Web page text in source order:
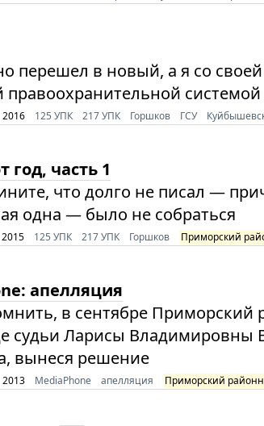
перешел в новый, а я со
правоохранительной системой
2016 125 УПК 217 УПК Горшков ГСУ
год, часть 1
что долго не писал —
одна — было не собраться
2015 125 УПК 217 УПК Горшков Приморский
апелляция
в сентябре Приморский
судьи Ларисы Владимировны
вынеся решение
2013 MediaPhone апелляция Приморский